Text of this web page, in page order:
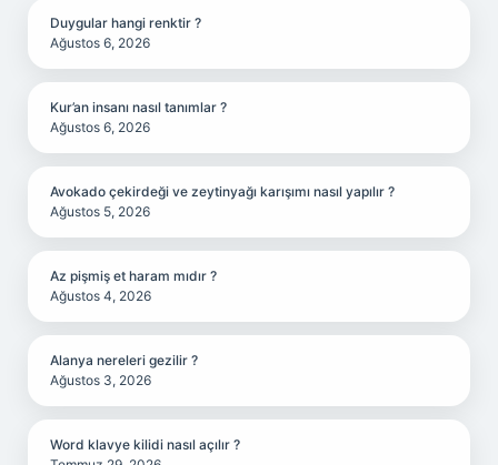
Duygular hangi renktir ?
Ağustos 6, 2026
Kur’an insanı nasıl tanımlar ?
Ağustos 6, 2026
Avokado çekirdeği ve zeytinyağı karışımı nasıl yapılır ?
Ağustos 5, 2026
Az pişmiş et haram mıdır ?
Ağustos 4, 2026
Alanya nereleri gezilir ?
Ağustos 3, 2026
Word klavye kilidi nasıl açılır ?